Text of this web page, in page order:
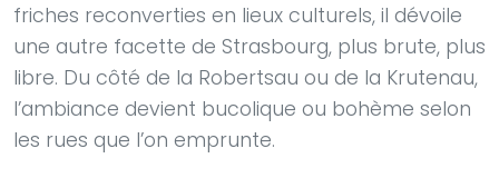
friches reconverties en lieux culturels, il dévoile
une autre facette de Strasbourg, plus brute, plus
libre. Du côté de la Robertsau ou de la Krutenau,
l’ambiance devient bucolique ou bohème selon
les rues que l’on emprunte.